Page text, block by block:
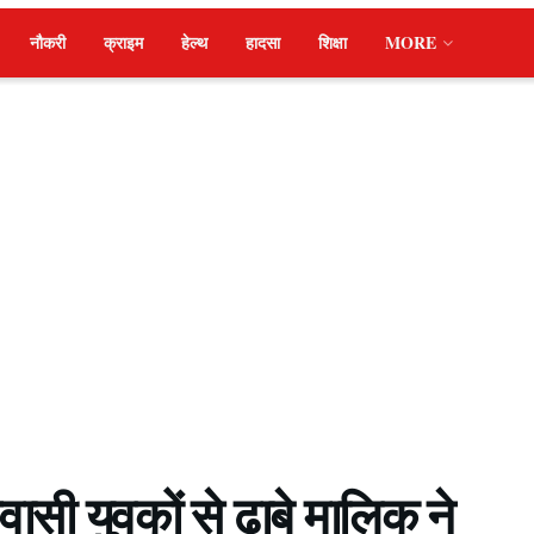
नौकरी क्राइम हेल्थ हादसा शिक्षा MORE
युवकों से ढाबे मालिक ने